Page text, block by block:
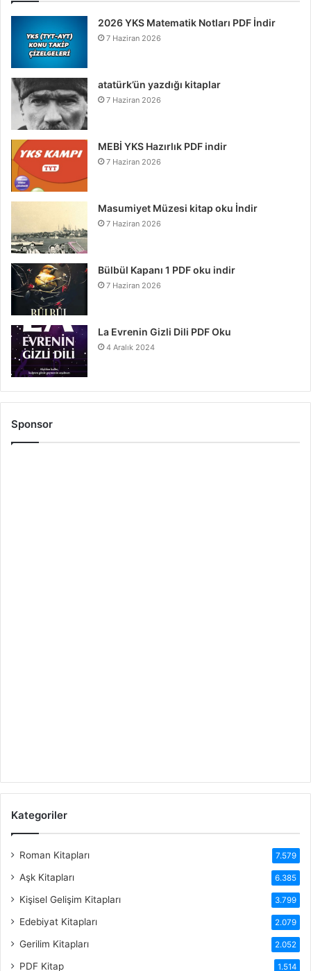
2026 YKS Matematik Notları PDF İndir
7 Haziran 2026
atatürk’ün yazdığı kitaplar
7 Haziran 2026
MEBİ YKS Hazırlık PDF indir
7 Haziran 2026
Masumiyet Müzesi kitap oku İndir
7 Haziran 2026
Bülbül Kapanı 1 PDF oku indir
7 Haziran 2026
La Evrenin Gizli Dili PDF Oku
4 Aralık 2024
Sponsor
Kategoriler
Roman Kitapları 7.579
Aşk Kitapları 6.385
Kişisel Gelişim Kitapları 3.799
Edebiyat Kitapları 2.079
Gerilim Kitapları 2.052
PDF Kitap 1.514